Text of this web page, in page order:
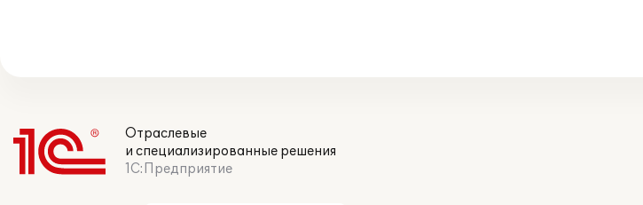
Отраслевые
и специализированные решения
1С:Предприятие